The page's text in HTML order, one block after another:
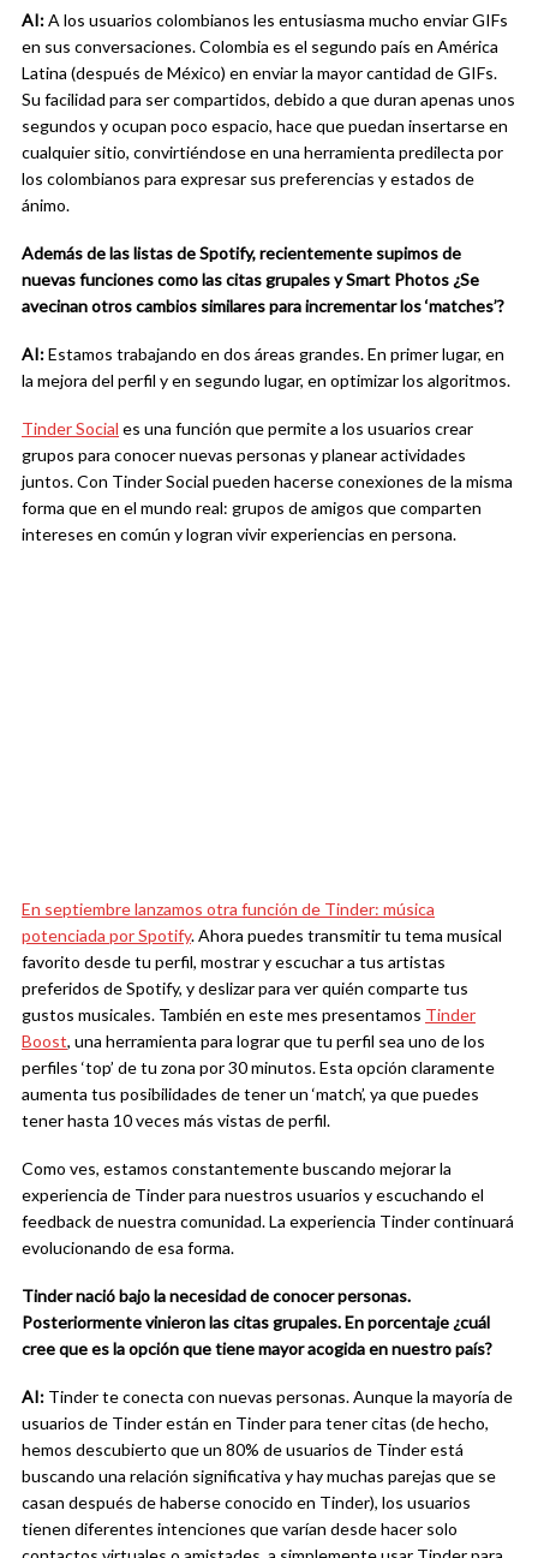
AI:A los usuarios colombianos les entusiasma mucho enviar GIFs
en sus conversaciones. Colombia es el segundo país en América
Latina (después de México) en enviar la mayor cantidad de GIFs.
Su facilidad para ser compartidos, debido a que duran apenas unos
segundos y ocupan poco espacio, hace que puedan insertarse en
cualquier sitio, convirtiéndose en una herramienta predilecta por
los colombianos para expresar sus preferencias y estados de
ánimo.
Además de las listas de Spotify, recientemente supimos de
nuevas funciones como las citas grupales y Smart Photos ¿Se
avecinan otros cambios similares para incrementar los ‘matches’?
AI:Estamos trabajando en dos áreas grandes. En primer lugar, en
la mejora del perfil y en segundo lugar, en optimizar los algoritmos.
Tinder Social es una función que permite a los usuarios crear
grupos para conocer nuevas personas y planear actividades
juntos. Con Tinder Social pueden hacerse conexiones de la misma
forma que en el mundo real: grupos de amigos que comparten
intereses en común y logran vivir experiencias en persona.
En septiembre lanzamos otra función de Tinder: música
potenciada por Spotify. Ahora puedes transmitir tu tema musical
favorito desde tu perfil, mostrar y escuchar a tus artistas
preferidos de Spotify, y deslizar para ver quién comparte tus
gustos musicales. También en este mes presentamos Tinder
Boost, una herramienta para lograr que tu perfil sea uno de los
perfiles ‘top’ de tu zona por 30 minutos. Esta opción claramente
aumenta tus posibilidades de tener un ‘match’, ya que puedes
tener hasta 10 veces más vistas de perfil.
Como ves, estamos constantemente buscando mejorar la
experiencia de Tinder para nuestros usuarios y escuchando el
feedback de nuestra comunidad. La experiencia Tinder continuará
evolucionando de esa forma.
Tinder nació bajo la necesidad de conocer personas.
Posteriormente vinieron las citas grupales. En porcentaje ¿cuál
cree que es la opción que tiene mayor acogida en nuestro país?
AI: Tinder te conecta con nuevas personas. Aunque la mayoría de
usuarios de Tinder están en Tinder para tener citas (de hecho,
hemos descubierto que un 80% de usuarios de Tinder está
buscando una relación significativa y hay muchas parejas que se
casan después de haberse conocido en Tinder), los usuarios
tienen diferentes intenciones que varían desde hacer solo